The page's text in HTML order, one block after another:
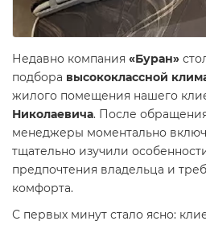
Недавно компания «Буран»
подбора высококлассной
жилого помещения нашего
Николаевича. После
менеджеры моментально
тщательно изучили
предпочтения владельца и
комфорта.
С первых минут стало ясно: